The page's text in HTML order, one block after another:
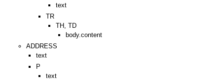
text
TR
TH, TD
body.content
ADDRESS
text
P
text